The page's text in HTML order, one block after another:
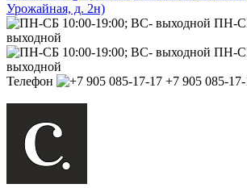
Урожайная, д. 2н)
ПН-
выходной
ПН-
выходной
Телефон
+7 905 085-